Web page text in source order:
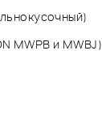
MWPB и MWBJ)